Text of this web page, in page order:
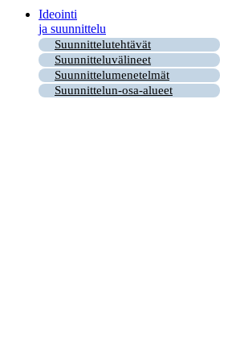
Ideointi
ja suunnittelu
Suunnittelutehtävät
Suunnitteluvälineet
Suunnittelumenetelmät
Suunnittelun-osa-alueet